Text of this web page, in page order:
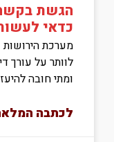
הגשת בקשה
כדאי
מערכת הירושות
לוותר על עורך
ומתי חובה
לכתבה